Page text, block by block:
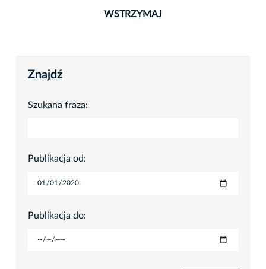
WSTRZYMAJ
Znajdź
Szukana fraza:
Publikacja od:
Publikacja do: